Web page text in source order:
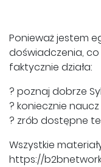
Ponieważ jestem
doświadczenia,
faktycznie działa:
? poznaj dobrze
? koniecznie
? zrób dostępne
Wszystkie
https://